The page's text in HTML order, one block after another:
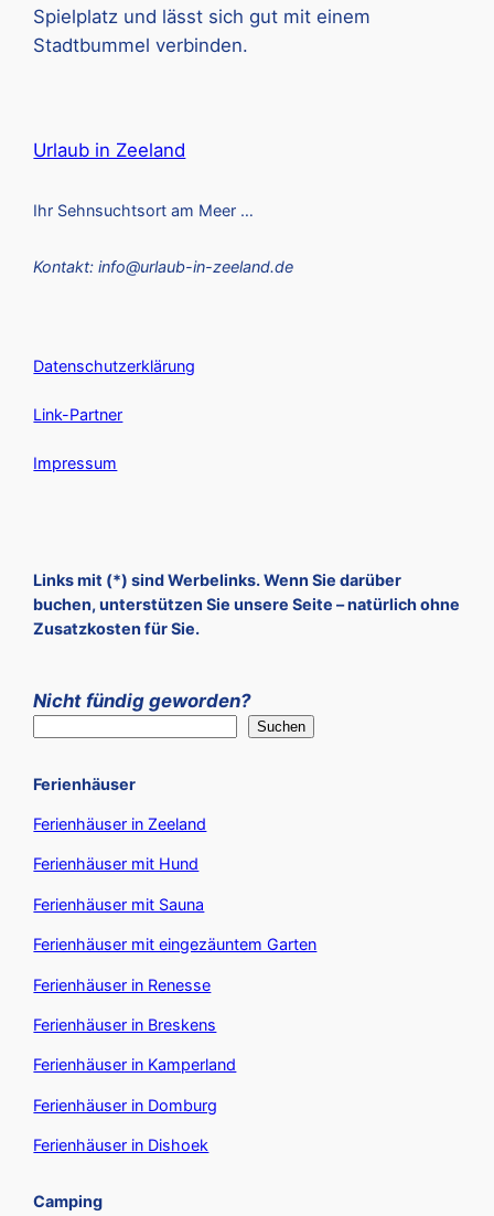
Spielplatz und lässt sich gut mit einem
Stadtbummel verbinden.
Urlaub in Zeeland
Ihr Sehnsuchtsort am Meer …
Kontakt: info@urlaub-in-zeeland.de
Datenschutzerklärung
Link-Partner
Impressum
Links mit (*) sind Werbelinks. Wenn Sie darüber
buchen, unterstützen Sie unsere Seite – natürlich ohne
Zusatzkosten für Sie.
Nicht fündig geworden?
Suchen
Ferienhäuser
Ferienhäuser in Zeeland
Ferienhäuser mit Hund
Ferienhäuser mit Sauna
Ferienhäuser mit eingezäuntem Garten
Ferienhäuser in Renesse
Ferienhäuser in Breskens
Ferienhäuser in Kamperland
Ferienhäuser in Domburg
Ferienhäuser in Dishoek
Camping